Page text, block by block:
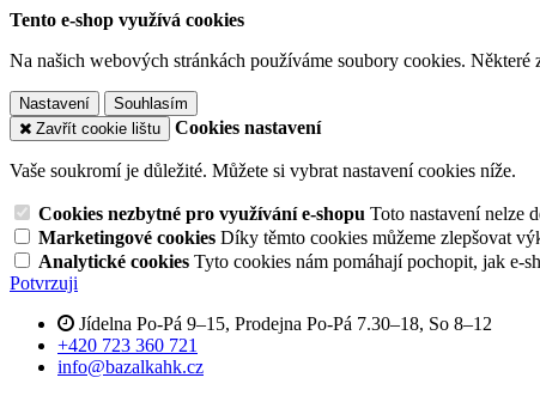
Tento e-shop využívá cookies
Na našich webových stránkách používáme soubory cookies.
Nastavení
Souhlasím
Zavřít cookie lištu
Cookies nastavení
Vaše soukromí je důležité. Můžete si vybrat nastavení cookies níže.
Cookies nezbytné pro využívání e-shopu Toto nastavení nelze
Marketingové cookies Díky těmto cookies můžeme zlepšovat
Analytické cookies Tyto cookies nám pomáhají pochopit, jak e-
Potvrzuji
Jídelna Po-Pá 9–15, Prodejna Po-Pá 7.30–18, So 8–12
+420 723 360 721
info@bazalkahk.cz